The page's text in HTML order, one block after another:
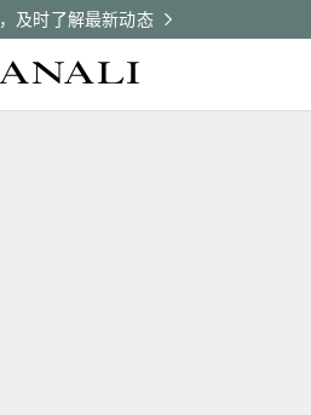
，及时了解最新动态